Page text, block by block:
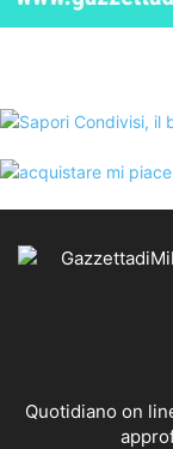
Quotidiano on